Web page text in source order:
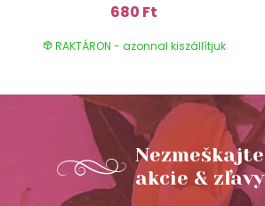
680 Ft
RAKTÁRON - azonnal kiszállítjuk
Nezmeškajte
akcie & zľavy